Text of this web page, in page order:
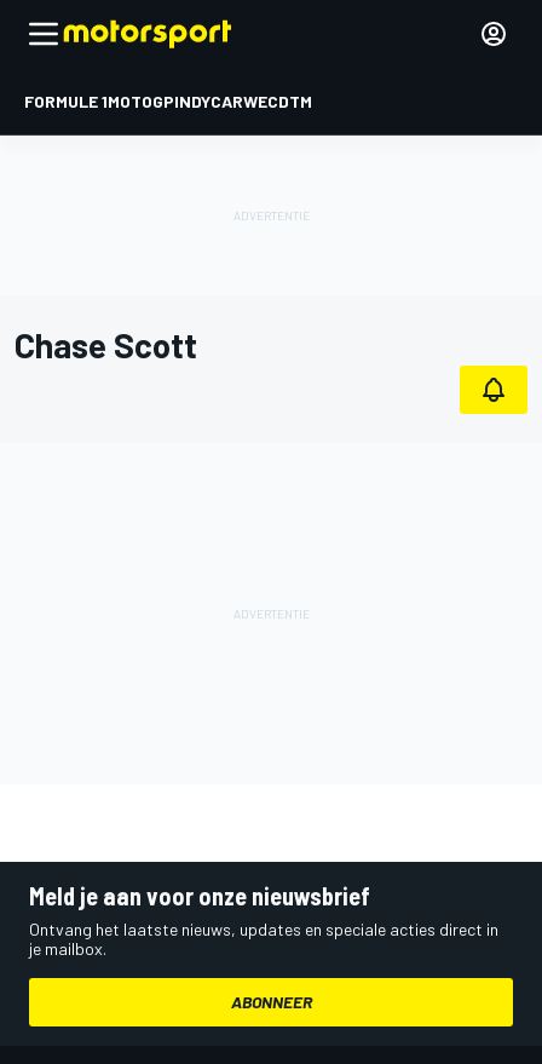
FORMULE 1MOTOGPINDYCARWECDTM
Chase Scott
Meld je aan voor onze nieuwsbrief
Ontvang het laatste nieuws, updates en speciale acties direct in
je mailbox.
ABONNEER